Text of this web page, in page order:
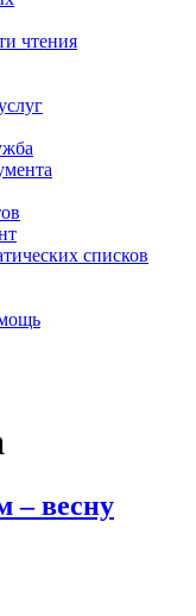
чтения
списков
– весну